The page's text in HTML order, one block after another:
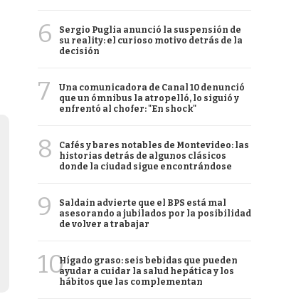
6
Sergio Puglia anunció la suspensión de
su reality: el curioso motivo detrás de la
decisión
7
Una comunicadora de Canal 10 denunció
que un ómnibus la atropelló, lo siguió y
enfrentó al chofer: "En shock"
8
Cafés y bares notables de Montevideo: las
historias detrás de algunos clásicos
donde la ciudad sigue encontrándose
9
Saldain advierte que el BPS está mal
asesorando a jubilados por la posibilidad
de volver a trabajar
10Hígado graso: seis bebidas que pueden
ayudar a cuidar la salud hepática y los
hábitos que las complementan